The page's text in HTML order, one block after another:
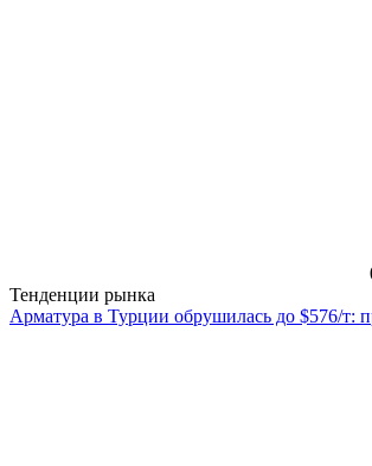
Тенденции рынка
Арматура в Турции обрушилась до $576/т: